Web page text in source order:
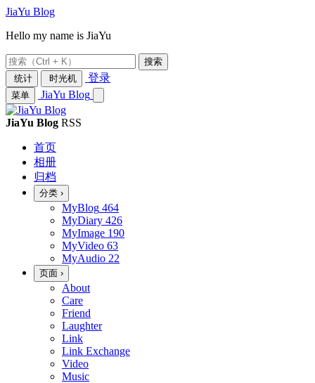
JiaYu Blog
Hello my name is JiaYu
搜索
统计
时光机 登录
菜单 JiaYu Blog
JiaYu Blog RSS
首页
相册
归档
分类 ›
MyBlog 464
MyDiary 426
MyImage 190
MyVideo 63
MyAudio 22
页面 ›
About
Care
Friend
Laughter
Link
Link Exchange
Video
Music